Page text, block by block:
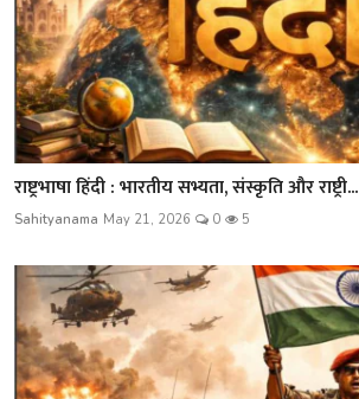
राष्ट्रभाषा हिंदी : भारतीय सभ्यता, संस्कृति और राष्ट्री...
Sahityanama May 21, 2026 0 5